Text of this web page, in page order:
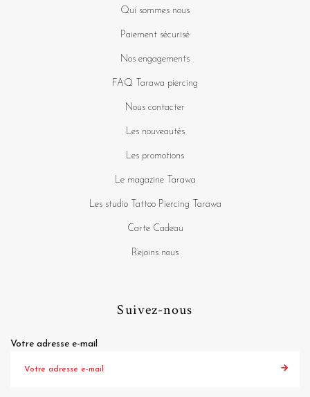
Qui sommes nous
Paiement sécurisé
Nos engagements
FAQ Tarawa piercing
Nous contacter
Les nouveautés
Les promotions
Le magazine Tarawa
Les studio Tattoo Piercing Tarawa
Carte Cadeau
Rejoins nous
Suivez-nous
Votre adresse e-mail